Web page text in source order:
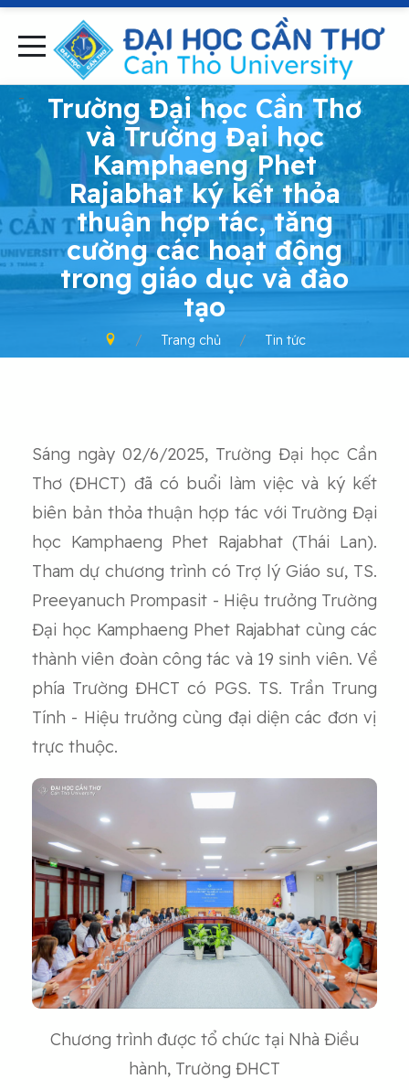
-
Trường Đại học Cần Thơ
và Trường Đại học
Kamphaeng Phet
Rajabhat ký kết thỏa
thuận hợp tác, tăng
cường các hoạt động
trong giáo dục và đào
tạo
Trang chủ Tin tức
Sáng ngày 02/6/2025, Trường Đại học Cần
Thơ (ĐHCT) đã có buổi làm việc và ký kết
biên bản thỏa thuận hợp tác với Trường Đại
học Kamphaeng Phet Rajabhat (Thái Lan).
Tham dự chương trình có Trợ lý Giáo sư, TS.
Preeyanuch Prompasit - Hiệu trưởng Trường
Đại học Kamphaeng Phet Rajabhat cùng các
thành viên đoàn công tác và 19 sinh viên. Về
phía Trường ĐHCT có PGS. TS. Trần Trung
Tính - Hiệu trưởng cùng đại diện các đơn vị
trực thuộc.
Chương trình được tổ chức tại Nhà Điều
hành, Trường ĐHCT